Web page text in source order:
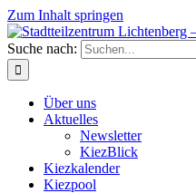
Zum Inhalt springen
Suche nach:
Über uns
Aktuelles
Newsletter
KiezBlick
Kiezkalender
Kiezpool